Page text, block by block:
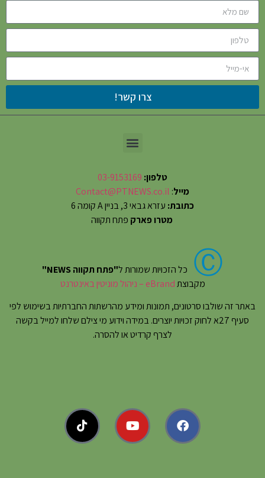
צרו קשר!
טלפון: 03-9153169
מייל:
Contact@PTNEWS.co.il
כתובת: עזרא גבאי 3, בניין A קומה 6
מטרו פארק פתח תקווה
Ⓒ כל הזכויות שמורות ל"פתח תקווה NEWS"
מקבוצתeBrand – ניהול מוניטין באינטרנט
באתר זה שולבו סרטונים, תמונות ומידע מהרשתות החברתיות בשימוש לפי
סעיף 27א לחוק זכויות יוצרים. במידה וידוע מי צילם שלחו למייל בקשה
לצרף קרדיט או להסרה.